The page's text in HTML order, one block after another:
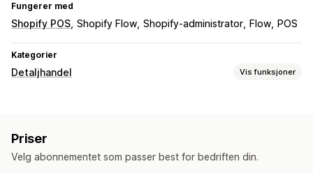
Fungerer med
Shopify POS Shopify Flow Shopify-administrator Flow POS
Kategorier
Detaljhandel Vis funksjoner
Priser
Velg abonnementet som passer best for bedriften din.